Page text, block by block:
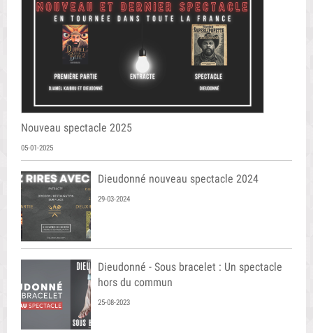
Nouveau spectacle 2025
05-01-2025
Dieudonné nouveau spectacle 2024
29-03-2024
Dieudonné - Sous bracelet : Un spectacle
hors du commun
25-08-2023